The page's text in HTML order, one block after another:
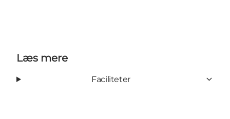
Læs mere
Faciliteter